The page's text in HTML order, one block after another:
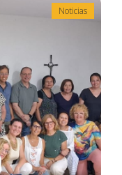
Noticias